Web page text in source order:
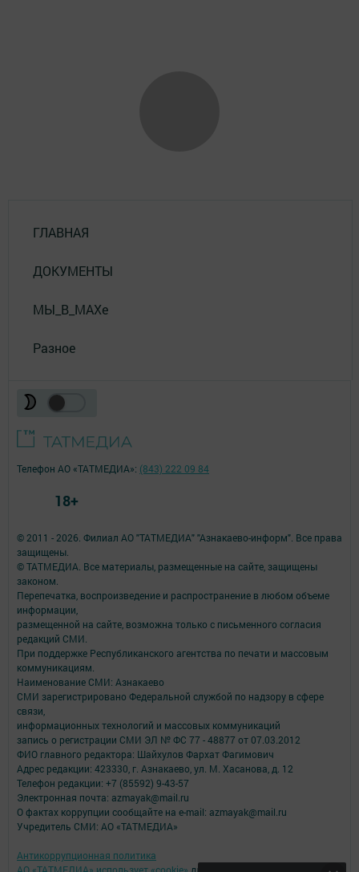
ГЛАВНАЯ
ДОКУМЕНТЫ
МЫ_В_MAXе
Разное
© 2011 - 2026. Филиал АО "ТАТМЕДИА" "Азнакаево-информ". Все права
защищены.
© ТАТМЕДИА. Все материалы, размещенные на сайте, защищены
законом.
Перепечатка, воспроизведение и распространение в любом объеме
информации,
размещенной на сайте, возможна только с письменного согласия
редакций СМИ.
При поддержке Республиканского агентства по печати и массовым
коммуникациям.
Наименование СМИ: Азнакаево
СМИ зарегистрировано Федеральной службой по надзору в сфере
связи,
информационных технологий и массовых коммуникаций
запись о регистрации СМИ ЭЛ № ФС 77 - 48877 от 07.03.2012
ФИО главного редактора: Шайхулов Фархат Фагимович
Адрес редакции: 423330, г. Азнакаево, ул. М. Хасанова, д. 12
Телефон редакции: +7 (85592) 9-43-57
Электронная почта: azmayak@mail.ru
О фактах коррупции сообщайте на e-mail: azmayak@mail.ru
Учредитель СМИ: АО «ТАТМЕДИА»
Антикоррупционная политика
Телефон АО «ТАТМЕДИА»: (843) 222 09 84
18+